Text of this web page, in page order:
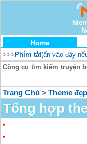
Home
>>>Phím tắt(ấn vào đây
Công cụ tìm kiếm truyện
Trang Chủ > Theme
Tổng hợp
•
•